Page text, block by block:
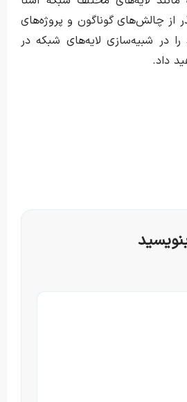
از چالش‌های گوناگون و پروژه‌های
در شبیه‌سازی لایه‌های شبکه در